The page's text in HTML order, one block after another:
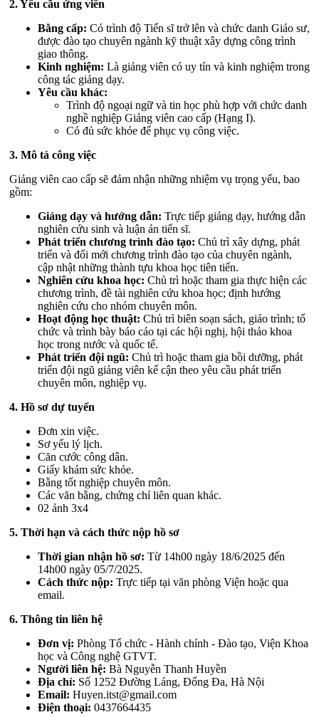
2. Yêu cầu ứng viên
Bằng cấp: Có trình độ Tiến sĩ trở lên và chức danh Giáo sư,
được đào tạo chuyên ngành kỹ thuật xây dựng công trình
giao thông.
Kinh nghiệm: Là giảng viên có uy tín và kinh nghiệm trong
công tác giảng dạy.
Yêu cầu khác:
Trình độ ngoại ngữ và tin học phù hợp với chức danh
nghề nghiệp Giảng viên cao cấp (Hạng I).
Có đủ sức khỏe để phục vụ công việc.
3. Mô tả công việc
Giảng viên cao cấp sẽ đảm nhận những nhiệm vụ trọng yếu, bao
gồm:
Giảng dạy và hướng dẫn: Trực tiếp giảng dạy, hướng dẫn
nghiên cứu sinh và luận án tiến sĩ.
Phát triển chương trình đào tạo: Chủ trì xây dựng, phát
triển và đổi mới chương trình đào tạo của chuyên ngành,
cập nhật những thành tựu khoa học tiên tiến.
Nghiên cứu khoa học: Chủ trì hoặc tham gia thực hiện các
chương trình, đề tài nghiên cứu khoa học; định hướng
nghiên cứu cho nhóm chuyên môn.
Hoạt động học thuật: Chủ trì biên soạn sách, giáo trình; tổ
chức và trình bày báo cáo tại các hội nghị, hội thảo khoa
học trong nước và quốc tế.
Phát triển đội ngũ: Chủ trì hoặc tham gia bồi dưỡng, phát
triển đội ngũ giảng viên kế cận theo yêu cầu phát triển
chuyên môn, nghiệp vụ.
4. Hồ sơ dự tuyển
Đơn xin việc.
Sơ yếu lý lịch.
Căn cước công dân.
Giấy khám sức khỏe.
Bằng tốt nghiệp chuyên môn.
Các văn bằng, chứng chỉ liên quan khác.
02 ảnh 3x4
5. Thời hạn và cách thức nộp hồ sơ
Thời gian nhận hồ sơ: Từ 14h00 ngày 18/6/2025 đến
14h00 ngày 05/7/2025.
Cách thức nộp: Trực tiếp tại văn phòng Viện hoặc qua
email.
6. Thông tin liên hệ
Đơn vị: Phòng Tổ chức - Hành chính - Đào tạo, Viện Khoa
học và Công nghệ GTVT.
Người liên hệ: Bà Nguyễn Thanh Huyền
Địa chỉ: Số 1252 Đường Láng, Đống Đa, Hà Nội
Email: Huyen.itst@gmail.com
Điện thoại: 0437664435